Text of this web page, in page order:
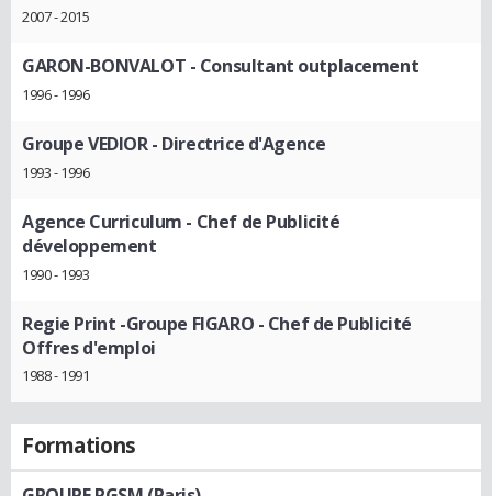
2007 - 2015
GARON-BONVALOT - Consultant outplacement
1996 - 1996
Groupe VEDIOR- Directrice d'Agence
1993 - 1996
Agence Curriculum - Chef de Publicité
développement
1990 - 1993
Regie Print -Groupe FIGARO - Chef de Publicité
Offres d'emploi
1988 - 1991
Formations